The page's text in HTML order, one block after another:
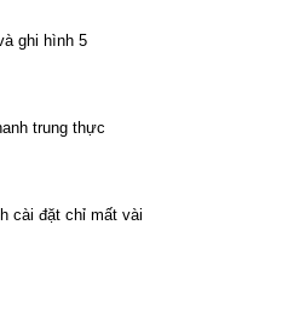
ghi hình 5
trung thực
cài đặt chỉ mất vài